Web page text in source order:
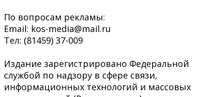
По вопросам рекламы:
Email: kos-media@mail.ru
Тел: (81459) 37-009
Издание зарегистрировано Федеральной
службой по надзору в сфере связи,
информационных технологий и массовых